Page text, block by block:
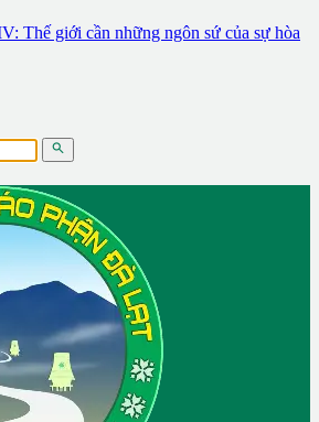
Thế giới cần những ngôn sứ của sự hòa
